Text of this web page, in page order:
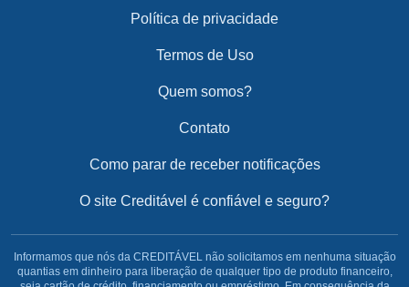
Política de privacidade
Termos de Uso
Quem somos?
Contato
Como parar de receber notificações
O site Creditável é confiável e seguro?
Informamos que nós da CREDITÁVEL não solicitamos em nenhuma situação
quantias em dinheiro para liberação de qualquer tipo de produto financeiro,